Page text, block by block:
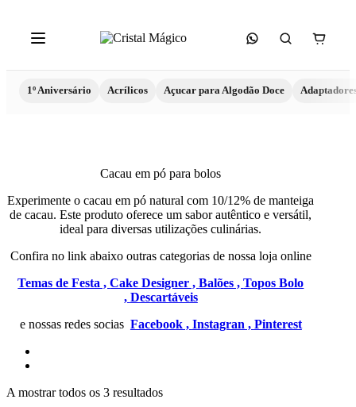
1º Aniversário Acrílicos Açucar para Algodão Doce
Cacau em pó para bolos
Experimente o cacau em pó natural com 10/12% de manteiga
de cacau. Este produto oferece um sabor autêntico e versátil,
ideal para diversas utilizações culinárias.
Confira no link abaixo outras categorias de nossa loja online
Temas de Festa ,Cake Designer ,Balões ,Topos Bolo
, Descartáveis
e nossas redes socias Facebook , Instagran , Pinterest
A mostrar todos os 3 resultados